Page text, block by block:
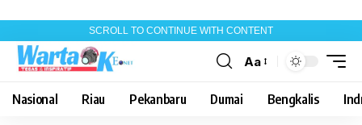
SCROLL TO CONTINUE WITH CONTENT
Font
Aa
Nasional Riau Pekanbaru Dumai Bengkalis